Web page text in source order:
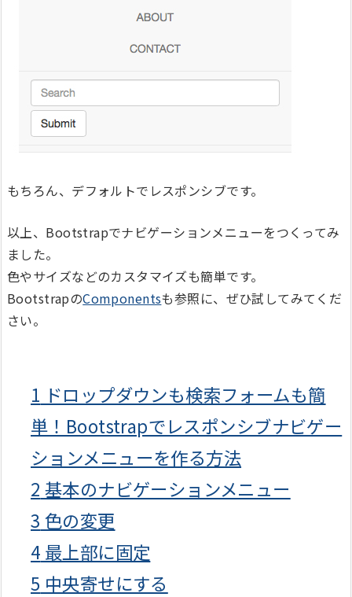
もちろん、デフォルトでレスポンシブです。
以上、Bootstrapでナビゲーションメニューをつくってみ
ました。
色やサイズなどのカスタマイズも簡単です。
BootstrapのComponentsも参照に、ぜひ試してみてくだ
さい。
1 ドロップダウンも検索フォームも簡
単！Bootstrapでレスポンシブナビゲー
ションメニューを作る方法
2 基本のナビゲーションメニュー
3 色の変更
4 最上部に固定
5 中央寄せにする